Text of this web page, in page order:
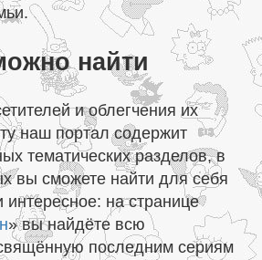
найти
и облегчения их
наш портал содержит
тематических разделов, в
вы сможете найти для себя
интересное: на странице
» вы найдёте всю
последним сериям